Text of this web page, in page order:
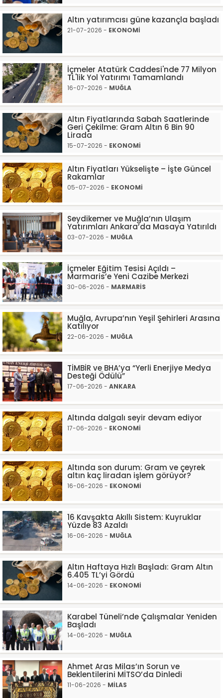
Altın yatırımcısı güne kazançla başladı
21-07-2026 - EKONOMİ
İçmeler Atatürk Caddesi'nde 77 Milyon
TL'lik Yol Yatırımı Tamamlandı
16-07-2026 - MUĞLA
Altın Fiyatlarında Sabah Saatlerinde
Geri Çekilme: Gram Altın 6 Bin 90
Lirada
15-07-2026 - EKONOMİ
Altın Fiyatları Yükselişte – İşte Güncel
Rakamlar
05-07-2026 - EKONOMİ
Seydikemer ve Muğla’nın Ulaşım
Yatırımları Ankara’da Masaya Yatırıldı
03-07-2026 - MUĞLA
İçmeler Eğitim Tesisi Açıldı –
Marmaris’e Yeni Cazibe Merkezi
30-06-2026 - MARMARİS
Muğla, Avrupa’nın Yeşil Şehirleri Arasına
Katılıyor
22-06-2026 - MUĞLA
TİMBİR ve BHA’ya “Yerli Enerjiye Medya
Desteği Ödülü”
17-06-2026 - ANKARA
Altında dalgalı seyir devam ediyor
17-06-2026 - EKONOMİ
Altında son durum: Gram ve çeyrek
altın kaç liradan işlem görüyor?
16-06-2026 - EKONOMİ
16 Kavşakta Akıllı Sistem: Kuyruklar
Yüzde 83 Azaldı
16-06-2026 - MUĞLA
Altın Haftaya Hızlı Başladı: Gram Altın
6.405 TL’yi Gördü
14-06-2026 - EKONOMİ
Karabel Tüneli’nde Çalışmalar Yeniden
Başladı
14-06-2026 - MUĞLA
Ahmet Aras Milas’ın Sorun ve
Beklentilerini MİTSO’da Dinledi
11-06-2026 - MİLAS